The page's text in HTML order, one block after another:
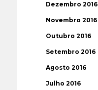
Dezembro 2016
Novembro 2016
Outubro 2016
Setembro 2016
Agosto 2016
Julho 2016